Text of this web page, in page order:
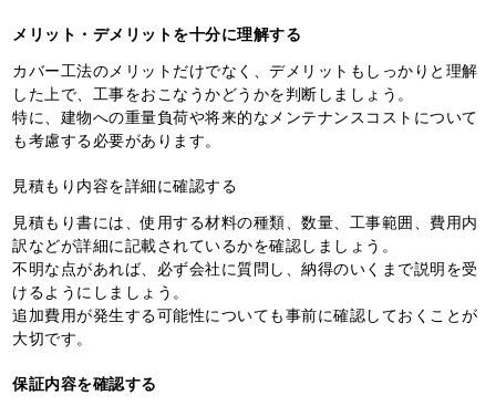
メリット・デメリットを十分に理解する
カバー工法のメリットだけでなく、デメリットもしっかりと理解
した上で、工事をおこなうかどうかを判断しましょう。
特に、建物への重量負荷や将来的なメンテナンスコストについて
も考慮する必要があります。
見積もり内容を詳細に確認する
見積もり書には、使用する材料の種類、数量、工事範囲、費用内
訳などが詳細に記載されているかを確認しましょう。
不明な点があれば、必ず会社に質問し、納得のいくまで説明を受
けるようにしましょう。
追加費用が発生する可能性についても事前に確認しておくことが
大切です。
保証内容を確認する